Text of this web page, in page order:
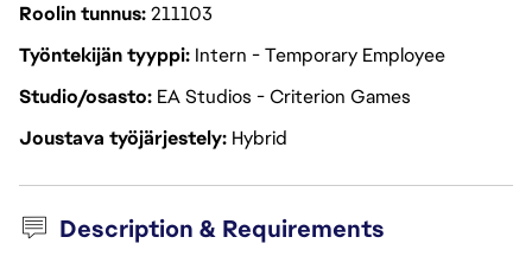
Roolin tunnus211103
Työntekijän tyyppi Intern - Temporary Employee
Studio/osasto EA Studios - Criterion Games
Joustava työjärjestely Hybrid
Description & Requirements